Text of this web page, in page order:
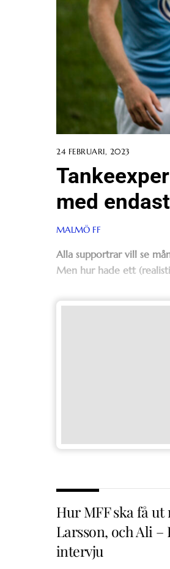
24 FEBRUARI, 2023
med
MALMÖ FF
Alla supportrar vill se
Men hur hade ett
Hur MFF ska få ut
Larsson, och Ali
intervju